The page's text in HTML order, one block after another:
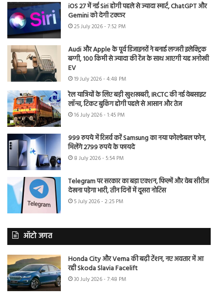
iOS 27 में नई Siri होगी पहले से ज्यादा स्मार्ट, ChatGPT और
Gemini को देगी टक्कर
25 July 2026 - 7:52 PM
Audi और Apple के पूर्व डिजाइनरों ने बनाई लग्जरी इलेक्ट्रिक
बग्गी, 100 किमी से ज्यादा की रेंज के साथ आएगी यह अनोखी
EV
19 July 2026 - 4:48 PM
रेल यात्रियों के लिए बड़ी खुशखबरी, IRCTC की नई वेबसाइट
लॉन्च, टिकट बुकिंग होगी पहले से आसान और तेज
16 July 2026 - 1:45 PM
999 रुपये में रिजर्व करें Samsung का नया फोल्डेबल फोन,
मिलेंगे 2799 रुपये के फायदे
8 July 2026 - 5:54 PM
Telegram पर सरकार का बड़ा एक्शन, फिल्में और वेब सीरीज
देखना पड़ेगा भारी, तीन दिनों में दूसरा नोटिस
5 July 2026 - 2:25 PM
ऑटो जगत
Honda City और Verna की बढ़ी टेंशन, नए अवतार में आ
रही Skoda Slavia Facelift
30 July 2026 - 7:48 PM